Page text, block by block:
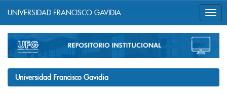
navigation
UNIVERSIDAD FRANCISCO GAVIDIA
Universidad Francisco Gavidia